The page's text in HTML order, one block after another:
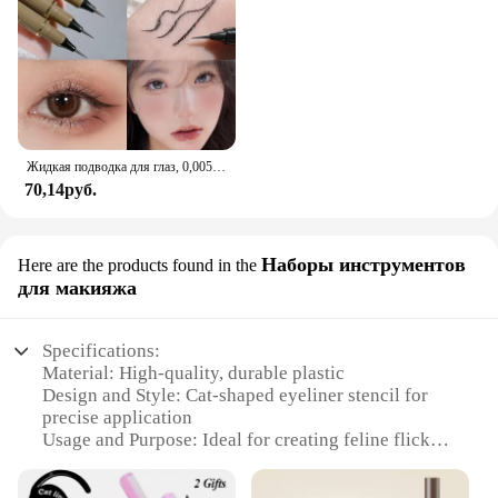
Жидкая подводка для глаз, 0,005 мм, матовая гладкая быстросохнущая водостойкая ультратонкая подводка для глаз, зеркальная ручка, не размазывающаяся, корейский макияж
70,14руб.
Here are the products found in the Наборы инструментов
для макияжа
Specifications:
Material: High-quality, durable plastic
Design and Style: Cat-shaped eyeliner stencil for
precise application
Usage and Purpose: Ideal for creating feline flicks
Performance and Property: Lightweight and easy to